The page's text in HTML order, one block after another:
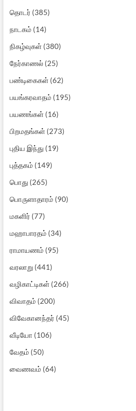
தொடர் (385)
நாடகம் (14)
நிகழ்வுகள்(380)
நேர்காணல்(25)
பண்டிகைகள்(62)
பயங்கரவாதம் (195)
பயணங்கள்(16)
பிறமதங்கள்(273)
புதிய இந்து (19)
புத்தகம் (149)
பொது (265)
பொருளாதாரம் (90)
மகளிர் (77)
மஹாபாரதம் (34)
ராமாயணம் (95)
வரலாறு(441)
வழிகாட்டிகள்(266)
விவாதம் (200)
விவேகானந்தர் (45)
வீடியோ (106)
வேதம் (50)
வைணவம் (64)